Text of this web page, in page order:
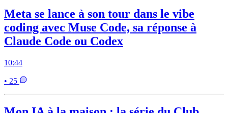
Meta se lance à son tour dans le vibe
coding avec Muse Code, sa réponse à
Claude Code ou Codex
10:44
• 25